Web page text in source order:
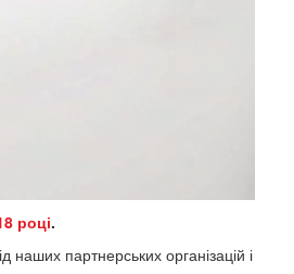
році.
наших партнерських організацій і